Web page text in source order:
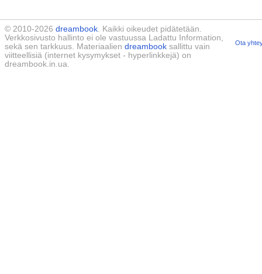
© 2010-2026 dreambook. Kaikki oikeudet pidätetään.
Verkkosivusto hallinto ei ole vastuussa Ladattu Information,
sekä sen tarkkuus. Materiaalien dreambook sallittu vain
viitteellisiä (internet kysymykset - hyperlinkkejä) on
dreambook.in.ua.
Ota